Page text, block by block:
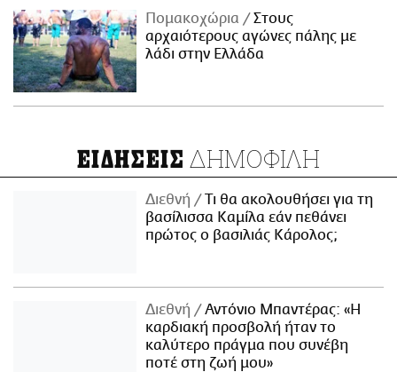
Πομακοχώρια
Στους
αρχαιότερους αγώνες πάλης με
λάδι στην Ελλάδα
ΕΙΔΗΣΕΙΣ ΔΗΜΟΦΙΛΗ
Διεθνή
Τι θα ακολουθήσει για τη
βασίλισσα Καμίλα εάν πεθάνει
πρώτος ο βασιλιάς Κάρολος;
Διεθνή
Αντόνιο Μπαντέρας: «Η
καρδιακή προσβολή ήταν το
καλύτερο πράγμα που συνέβη
ποτέ στη ζωή μου»